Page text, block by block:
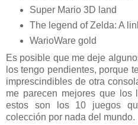
Super Mario 3D land
The legend of Zelda: A
WarioWare gold
Es posible que me deje
los tengo pendientes, porque
imprescindibles de otra
me parecen mejores que los
estos son los 10 juegos
colección por nada del mundo.